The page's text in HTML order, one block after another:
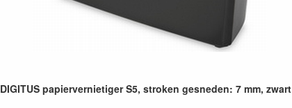
DIGITUS papiervernietiger S5, stroken gesneden: 7 mm, zwart